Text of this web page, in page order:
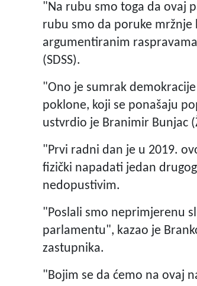
"Na rubu smo toga da ovaj
rubu smo da poruke
argumentiranim
(SDSS).
"Ono je sumrak
poklone, koji se ponašaju
ustvrdio je Branimir Bunjac
"Prvi radni dan je u 2019.
fizički napadati jedan
nedopustivim.
"Poslali smo neprimjerenu
parlamentu", kazao je
zastupnika.
"Bojim se da ćemo na ovaj